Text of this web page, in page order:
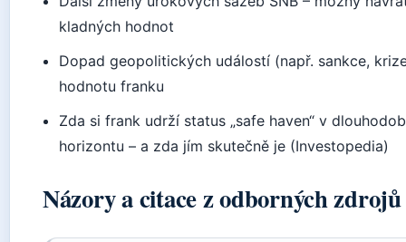
kladných hodnot
Dopad geopolitických událostí (např. sankce,
hodnotu franku
Zda si frank udrží status „safe haven“ v
horizontu – a zda jím skutečně je (Investopedia)
Názory a citace z odborných zdrojů